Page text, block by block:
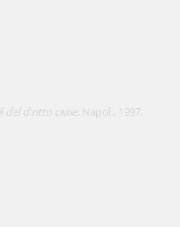
del diritto civile, Napoli, 1997,